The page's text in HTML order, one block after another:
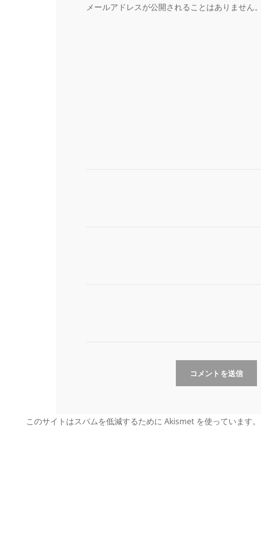
メールアドレスが公開されることはありません。
このサイトはスパムを低減するために Akismet を使っています。